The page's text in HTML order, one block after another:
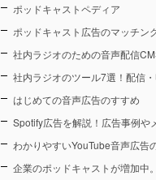
ポッドキャストペディア
ポッドキャスト広告のマッチン
社内ラジオのための音声配信
社内ラジオのツール7選！配信
はじめての音声広告のすすめ
Spotify広告を解説！広告事例や
わかりやすいYouTube音声広告
企業のポッドキャストが増加中